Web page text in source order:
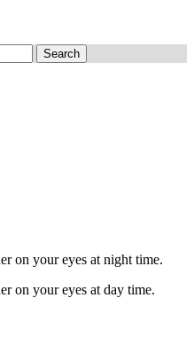
Search
on your eyes at night time.
on your eyes at day time.